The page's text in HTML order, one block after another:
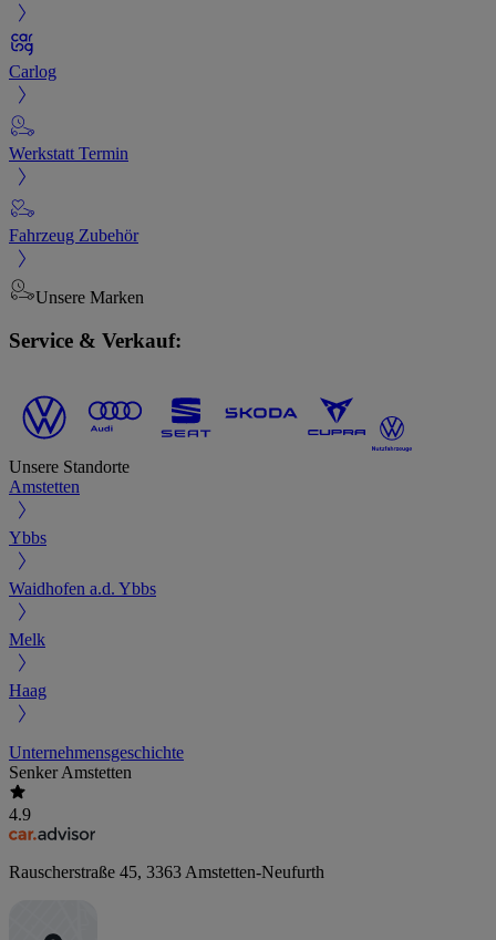
Carlog
Werkstatt Termin
Fahrzeug Zubehör
Unsere Marken
Service & Verkauf:
Unsere Standorte
Amstetten
Ybbs
Waidhofen a.d. Ybbs
Melk
Haag
Unternehmensgeschichte
Senker Amstetten
4.9
Rauscherstraße 45, 3363 Amstetten-Neufurth